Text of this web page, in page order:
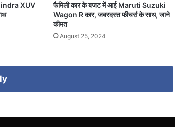
XUV
फैमिली कार के बजट में आई Maruti Suzuki
Wagon R कार, जबरदस्त फीचर्स के साथ, जाने
कीमत
August 25, 2024